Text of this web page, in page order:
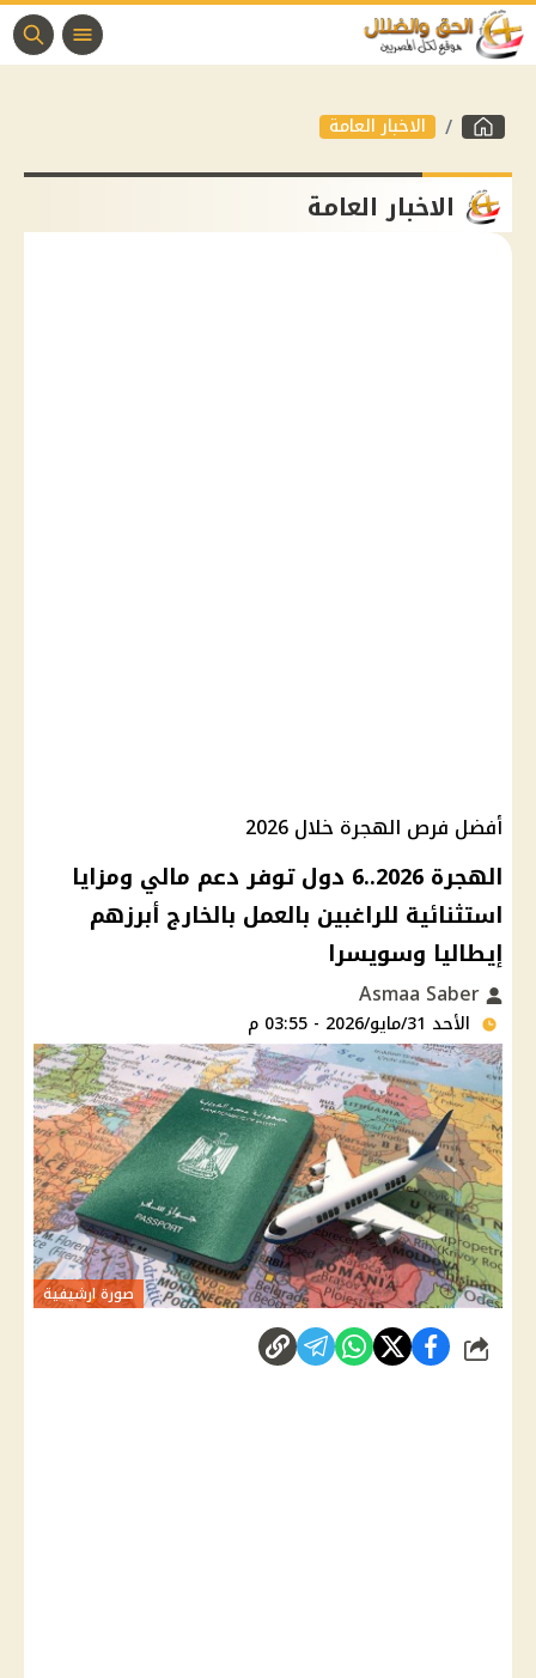
الاخبار العامة
الاخبار العامة
أفضل فرص الهجرة خلال 2026
الهجرة 2026..6 دول توفر دعم مالي ومزايا
استثنائية للراغبين بالعمل بالخارج أبرزهم
إيطاليا وسويسرا
الأحد 31/مايو/2026 - 03:55 م
صورة ارشيفية
شارك